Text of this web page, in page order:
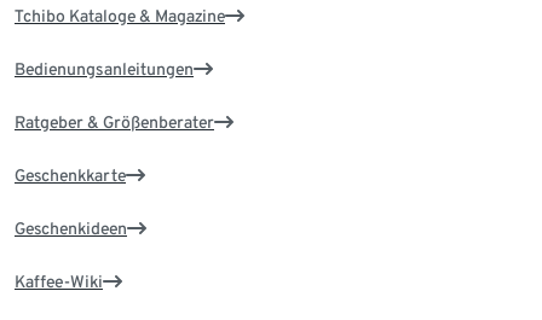
Tchibo Kataloge & Magazine
Bedienungsanleitungen
Ratgeber & Größenberater
Geschenkkarte
Geschenkideen
Kaffee-Wiki